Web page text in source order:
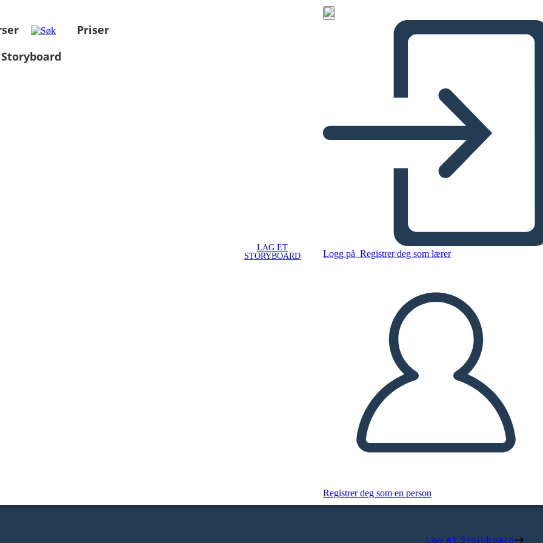
Priser
LAG ET
STORYBOARD
Logg på Registrer deg som lærer
Registrer deg som en person
Lag et Storyboard